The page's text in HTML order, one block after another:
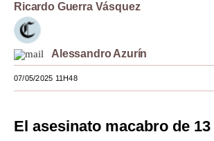
Internacional
Tecnología
Club del Suscriptor
G de Gestión
Ricardo Guerra Vásquez
Alessandro Azurín
07/05/2025 11H48
El asesinato macabro de 13